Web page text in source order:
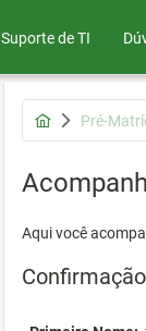
Suporte de TI
Pré-
Aqui você